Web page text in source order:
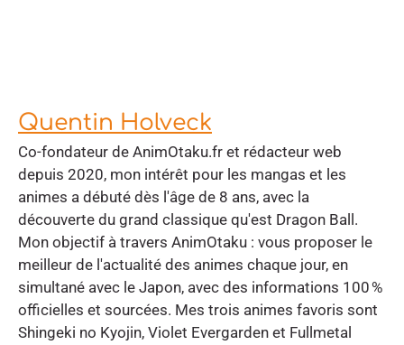
Quentin Holveck
Co-fondateur de AnimOtaku.fr et rédacteur web
depuis 2020, mon intérêt pour les mangas et les
animes a débuté dès l'âge de 8 ans, avec la
découverte du grand classique qu'est Dragon Ball.
Mon objectif à travers AnimOtaku : vous proposer le
meilleur de l'actualité des animes chaque jour, en
simultané avec le Japon, avec des informations 100 %
officielles et sourcées. Mes trois animes favoris sont
Shingeki no Kyojin, Violet Evergarden et Fullmetal